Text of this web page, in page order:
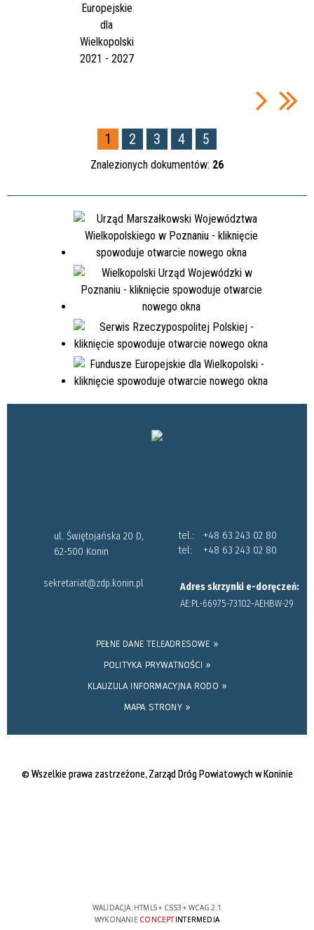
Europejskie
dla
Wielkopolski
2021 - 2027
1 2 3 4 5
Znalezionych dokumentów: 26
ul. Świętojańska 20 D,
62-500 Konin
tel.:
+48 63 243 02 80
tel:
+48 63 243 02 80
sekretariat@zdp.konin.pl
Adres skrzynki e-doręczeń:
AE:PL-66975-73102-AEHBW-29
PEŁNE DANE TELEADRESOWE »
POLITYKA PRYWATNOŚCI »
KLAUZULA INFORMACYJNA RODO »
MAPA STRONY »
© Wszelkie prawa zastrzeżone, Zarząd Dróg Powiatowych w Koninie
WALIDACJA: HTML5+ CSS3 + WCAG 2.1
WYKONANIE CONCEPTINTERMEDIA